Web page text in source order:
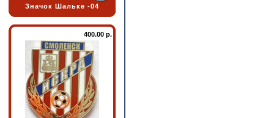
Значок Шальке -04
400.00 р.